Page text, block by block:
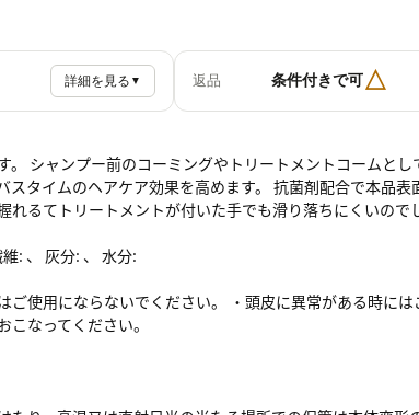
詳細を見る ▼ 返品 条件付きで可△
。 シャンプー前のコーミングやトリートメントコームと
スタイムのヘアケア効果を高めます。 抗菌剤配合で本品
れるてトリートメントが付いた手でも滑り落ちにくいので
: 、 灰分: 、 水分:
ご使用にならないでください。 ・頭皮に異常がある時に
なってください。